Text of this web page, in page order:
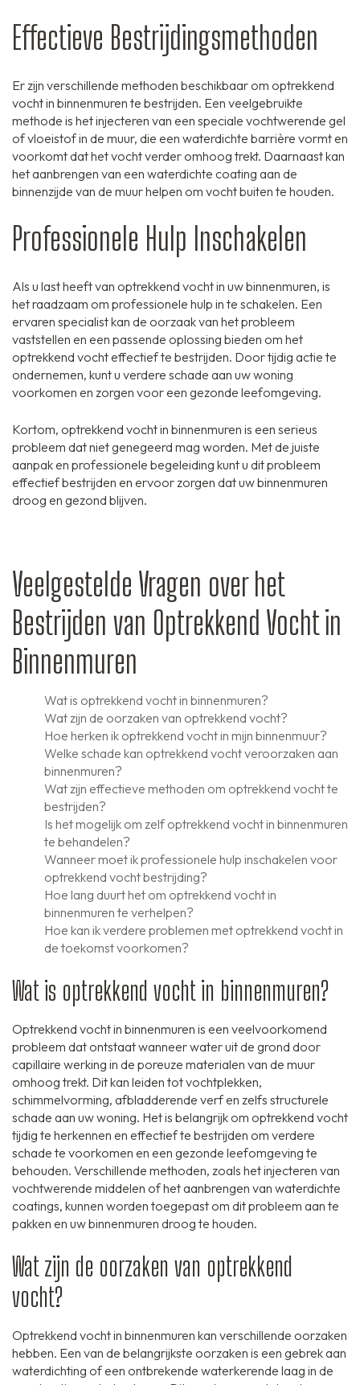
Effectieve Bestrijdingsmethoden
Er zijn verschillende methoden beschikbaar om optrekkend
vocht in binnenmuren te bestrijden. Een veelgebruikte
methode is het injecteren van een speciale vochtwerende gel
of vloeistof in de muur, die een waterdichte barrière vormt en
voorkomt dat het vocht verder omhoog trekt. Daarnaast kan
het aanbrengen van een waterdichte coating aan de
binnenzijde van de muur helpen om vocht buiten te houden.
Professionele Hulp Inschakelen
Als u last heeft van optrekkend vocht in uw binnenmuren, is
het raadzaam om professionele hulp in te schakelen. Een
ervaren specialist kan de oorzaak van het probleem
vaststellen en een passende oplossing bieden om het
optrekkend vocht effectief te bestrijden. Door tijdig actie te
ondernemen, kunt u verdere schade aan uw woning
voorkomen en zorgen voor een gezonde leefomgeving.
Kortom, optrekkend vocht in binnenmuren is een serieus
probleem dat niet genegeerd mag worden. Met de juiste
aanpak en professionele begeleiding kunt u dit probleem
effectief bestrijden en ervoor zorgen dat uw binnenmuren
droog en gezond blijven.
Veelgestelde Vragen over het
Bestrijden van Optrekkend Vocht in
Binnenmuren
Wat is optrekkend vocht in binnenmuren?
Wat zijn de oorzaken van optrekkend vocht?
Hoe herken ik optrekkend vocht in mijn binnenmuur?
Welke schade kan optrekkend vocht veroorzaken aan
binnenmuren?
Wat zijn effectieve methoden om optrekkend vocht te
bestrijden?
Is het mogelijk om zelf optrekkend vocht in binnenmuren
te behandelen?
Wanneer moet ik professionele hulp inschakelen voor
optrekkend vocht bestrijding?
Hoe lang duurt het om optrekkend vocht in
binnenmuren te verhelpen?
Hoe kan ik verdere problemen met optrekkend vocht in
de toekomst voorkomen?
Wat is optrekkend vocht in binnenmuren?
Optrekkend vocht in binnenmuren is een veelvoorkomend
probleem dat ontstaat wanneer water uit de grond door
capillaire werking in de poreuze materialen van de muur
omhoog trekt. Dit kan leiden tot vochtplekken,
schimmelvorming, afbladderende verf en zelfs structurele
schade aan uw woning. Het is belangrijk om optrekkend vocht
tijdig te herkennen en effectief te bestrijden om verdere
schade te voorkomen en een gezonde leefomgeving te
behouden. Verschillende methoden, zoals het injecteren van
vochtwerende middelen of het aanbrengen van waterdichte
coatings, kunnen worden toegepast om dit probleem aan te
pakken en uw binnenmuren droog te houden.
Wat zijn de oorzaken van optrekkend
vocht?
Optrekkend vocht in binnenmuren kan verschillende oorzaken
hebben. Een van de belangrijkste oorzaken is een gebrek aan
waterdichting of een ontbrekende waterkerende laag in de